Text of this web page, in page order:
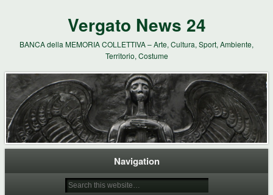
Vergato News 24
BANCA della MEMORIA COLLETTIVA – Arte, Cultura, Sport, Ambiente,
Territorio, Costume
Navigation